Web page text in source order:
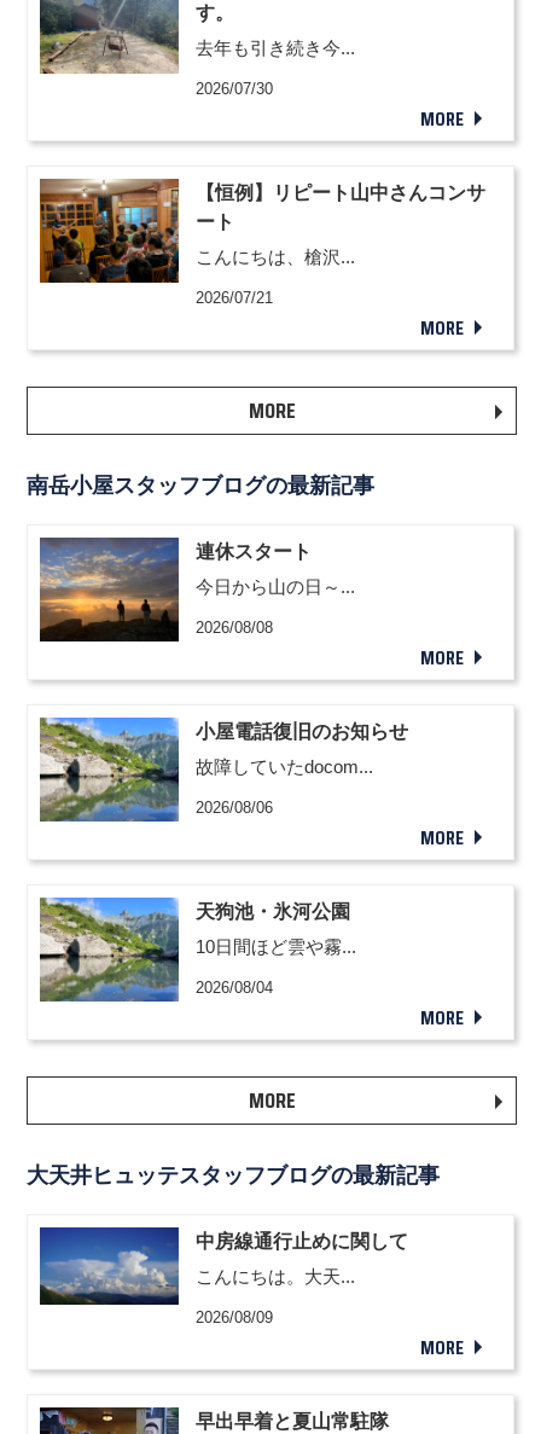
す。
去年も引き続き今...
2026/07/30
MORE
【恒例】リピート山中さんコンサ
ート
こんにちは、槍沢...
2026/07/21
MORE
MORE
南岳小屋スタッフブログの最新記事
連休スタート
今日から山の日～...
2026/08/08
MORE
小屋電話復旧のお知らせ
故障していたdocom...
2026/08/06
MORE
天狗池・氷河公園
10日間ほど雲や霧...
2026/08/04
MORE
MORE
大天井ヒュッテスタッフブログの最新記事
中房線通行止めに関して
こんにちは。大天...
2026/08/09
MORE
早出早着と夏山常駐隊